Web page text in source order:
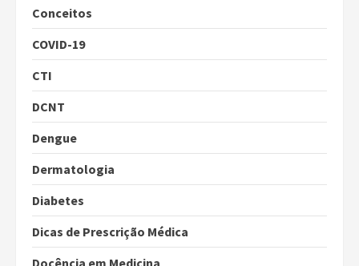
Conceitos
COVID-19
CTI
DCNT
Dengue
Dermatologia
Diabetes
Dicas de Prescrição Médica
Docência em Medicina